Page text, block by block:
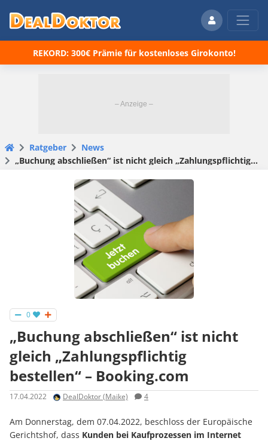
REKORD: 300€ Prämie für kostenloses Girokonto!
Ratgeber
News
„Buchung abschließen“ ist nicht gleich „Zahlungspflichtig bestellen“ – Booking.com
0
„Buchung abschließen“ ist nicht
gleich „Zahlungspflichtig
bestellen“ – Booking.com
17.04.2022 DealDoktor (Maike) 4
Am Donnerstag, dem 07.04.2022, beschloss der Europäische
Gerichtshof, dass Kunden bei Kaufprozessen im Internet